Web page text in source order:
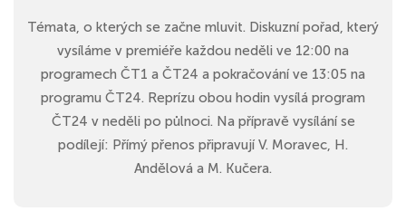
Témata, o kterých se začne mluvit. Diskuzní pořad, který
vysíláme v premiéře každou neděli ve 12:00 na
programech ČT1 a ČT24 a pokračování ve 13:05 na
programu ČT24. Reprízu obou hodin vysílá program
ČT24 v neděli po půlnoci. Na přípravě vysílání se
podílejí: Přímý přenos připravují V. Moravec, H.
Andělová a M. Kučera.